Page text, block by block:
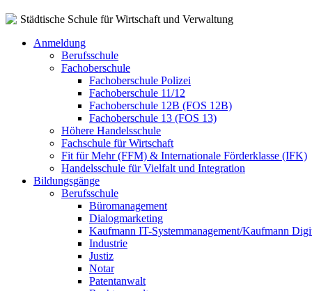
Städtische Schule für Wirtschaft und Verwaltung
Anmeldung
Berufsschule
Fachoberschule
Fachoberschule Polizei
Fachoberschule 11/12
Fachoberschule 12B (FOS 12B)
Fachoberschule 13 (FOS 13)
Höhere Handelsschule
Fachschule für Wirtschaft
Fit für Mehr (FFM) & Internationale Förderklasse (IFK)
Handelsschule für Vielfalt und Integration
Bildungsgänge
Berufsschule
Büromanagement
Dialogmarketing
Kaufmann IT-Systemmanagement/Kaufmann
Industrie
Justiz
Notar
Patentanwalt